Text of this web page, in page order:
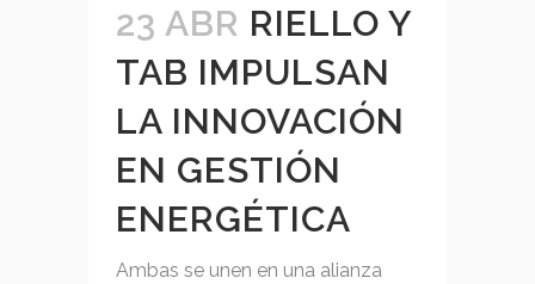
23 ABR RIELLO Y
TAB IMPULSAN
LA INNOVACIÓN
EN GESTIÓN
ENERGÉTICA
Ambas se unen en una alianza